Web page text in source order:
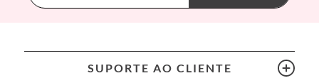
BIBS
SUPORTE AO CLIENTE